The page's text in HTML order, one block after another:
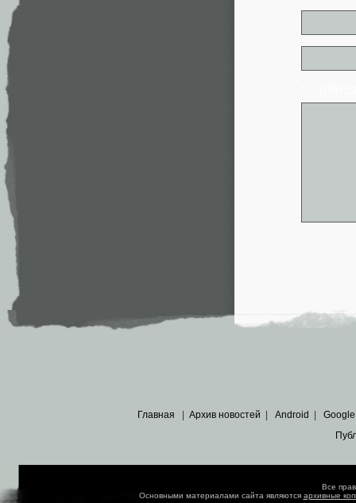
Главная | Архив новостей | Android | Google
Все
Основными материалами сайта являются архивные